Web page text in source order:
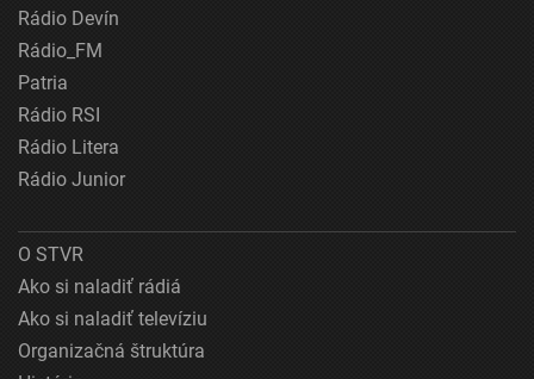
Rádio Devín
Rádio_FM
Patria
Rádio RSI
Rádio Litera
Rádio Junior
O STVR
Ako si naladiť rádiá
Ako si naladiť televíziu
Organizačná štruktúra